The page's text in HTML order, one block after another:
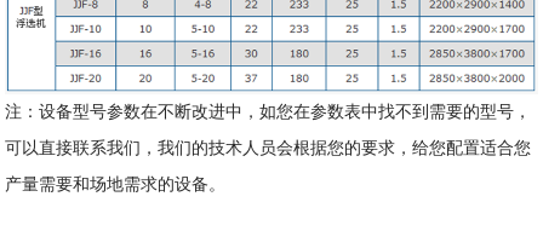
注：设备型号参数在不断改进中，如您在参数表中找不到需要的型号，
可以直接联系我们，我们的技术人员会根据您的要求，给您配置适合您
产量需要和场地需求的设备。